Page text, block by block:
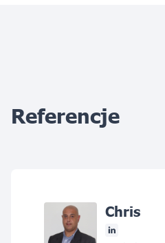
Referencje
Chris